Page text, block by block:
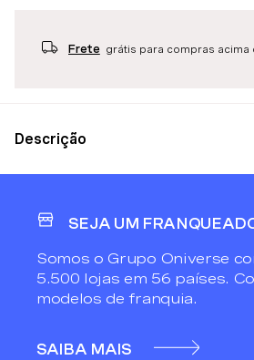
Frete grátis para compras acima
Descrição
SEJA UM
Somos o Grupo Oniverse
5.500 lojas em 56 países.
modelos de franquia.
SAIBA MAIS